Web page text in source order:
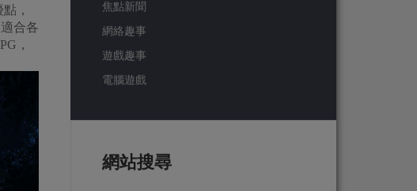
，
合各
，
焦點新聞
網絡趣事
遊戲趣事
電腦遊戲
網站搜尋